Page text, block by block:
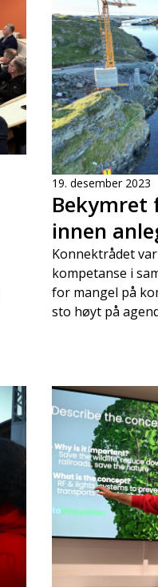
19. desember 2023
Bekymret
innen
Konnektrådet
kompetanse i
for mangel på
sto høyt på